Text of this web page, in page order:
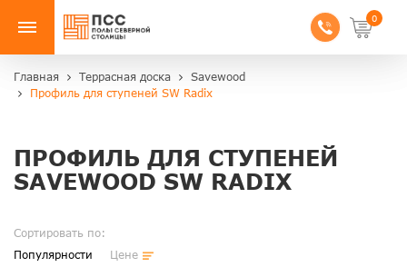
0
Главная Террасная доска
Savewood
Профиль для ступеней SW Radix
ПРОФИЛЬ ДЛЯ СТУПЕНЕЙ
SAVEWOOD SW RADIX
Сортировать по:
Популярности
Цене